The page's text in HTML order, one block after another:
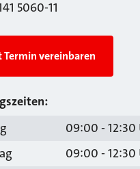
5060-11
Termin vereinbaren
09:00 - 12:30
09:00 - 12:30